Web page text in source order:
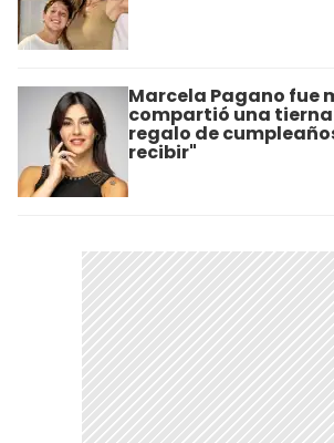
Marcela Pagano fue
compartió una tierna
regalo de
recibir"